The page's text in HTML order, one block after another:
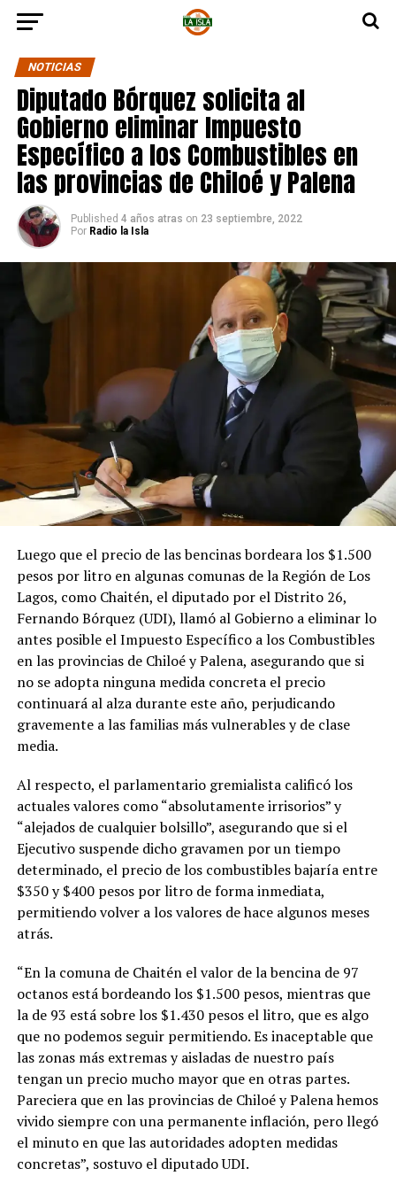
NOTICIAS
Diputado Bórquez solicita al
Gobierno eliminar Impuesto
Específico a los Combustibles en
las provincias de Chiloé y Palena
Published 4 años atras on 23 septiembre, 2022
Por Radio la Isla
Luego que el precio de las bencinas bordeara los $1.500
pesos por litro en algunas comunas de la Región de Los
Lagos, como Chaitén, el diputado por el Distrito 26,
Fernando Bórquez (UDI), llamó al Gobierno a eliminar lo
antes posible el Impuesto Específico a los Combustibles
en las provincias de Chiloé y Palena, asegurando que si
no se adopta ninguna medida concreta el precio
continuará al alza durante este año, perjudicando
gravemente a las familias más vulnerables y de clase
media.
Al respecto, el parlamentario gremialista calificó los
actuales valores como “absolutamente irrisorios” y
“alejados de cualquier bolsillo”, asegurando que si el
Ejecutivo suspende dicho gravamen por un tiempo
determinado, el precio de los combustibles bajaría entre
$350 y $400 pesos por litro de forma inmediata,
permitiendo volver a los valores de hace algunos meses
atrás.
“En la comuna de Chaitén el valor de la bencina de 97
octanos está bordeando los $1.500 pesos, mientras que
la de 93 está sobre los $1.430 pesos el litro, que es algo
que no podemos seguir permitiendo. Es inaceptable que
las zonas más extremas y aisladas de nuestro país
tengan un precio mucho mayor que en otras partes.
Pareciera que en las provincias de Chiloé y Palena hemos
vivido siempre con una permanente inflación, pero llegó
el minuto en que las autoridades adopten medidas
concretas”, sostuvo el diputado UDI.